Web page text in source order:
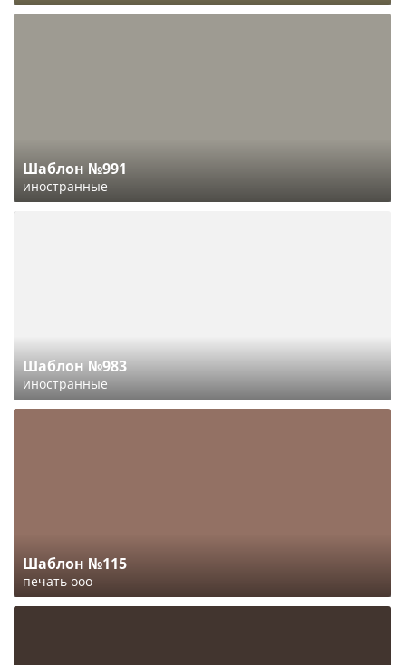
Шаблон №991
иностранные
Шаблон №983
иностранные
Шаблон №115
печать ооо